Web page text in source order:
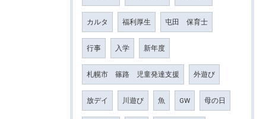
カルタ 福利厚生 屯田 保育士
行事 入学 新年度
札幌市 篠路 児童発達支援 外遊び
放デイ 川遊び 魚 GW 母の日